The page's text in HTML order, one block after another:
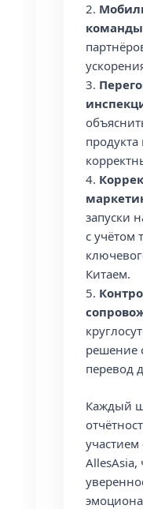
запуски
с учётом
Китаем.
решение
перевод
Каждый
участием
AllesAsia,